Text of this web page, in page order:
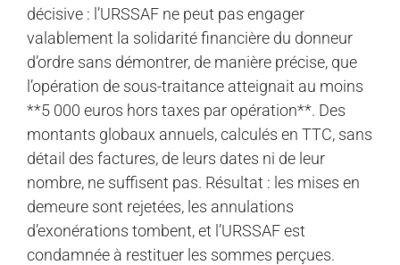
décisive : l’URSSAF ne peut pas engager
valablement la solidarité financière du donneur
d’ordre sans démontrer, de manière précise, que
l’opération de sous-traitance atteignait au moins
**5 000 euros hors taxes par opération**. Des
montants globaux annuels, calculés en TTC, sans
détail des factures, de leurs dates ni de leur
nombre, ne suffisent pas. Résultat : les mises en
demeure sont rejetées, les annulations
d’exonérations tombent, et l’URSSAF est
condamnée à restituer les sommes perçues.